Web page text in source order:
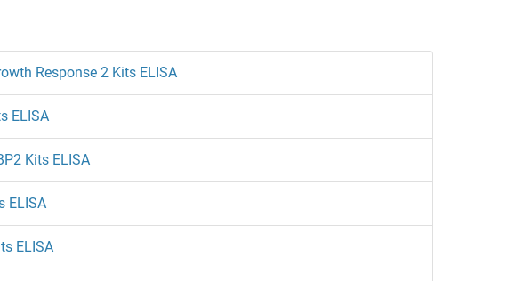
Response 2 Kits ELISA
ELISA
Kits ELISA
ELISA
ELISA